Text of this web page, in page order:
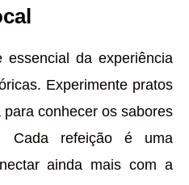
da experiência
Experimente pratos
conhecer os sabores
Cada refeição é uma
ainda mais com a